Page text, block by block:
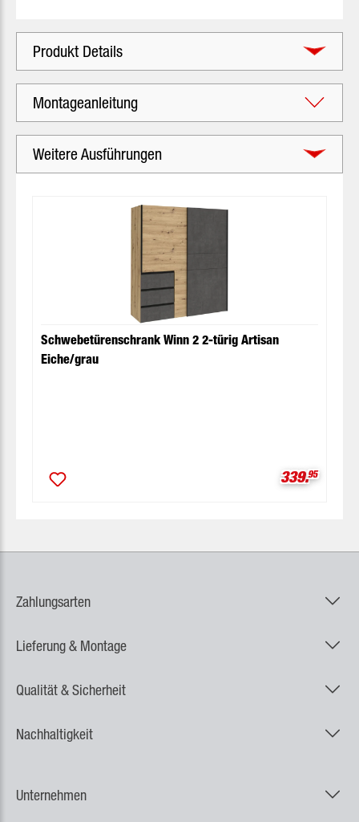
Produkt Details
Montageanleitung
Weitere Ausführungen
Schwebetürenschrank Winn 2 2-türig Artisan
Eiche/grau
339.95
Zahlungsarten
Lieferung & Montage
Qualität & Sicherheit
Nachhaltigkeit
Unternehmen